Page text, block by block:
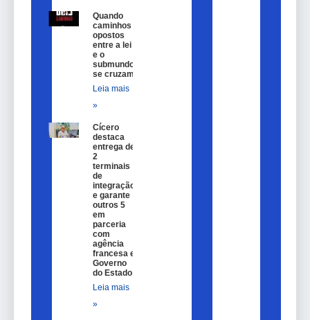
Quando
caminhos
opostos
entre a lei
e o
submundo
se cruzam
Leia mais
»
Cícero
destaca
entrega de
2
terminais
de
integração
e garante
outros 5
em
parceria
com
agência
francesa e
Governo
do Estado
Leia mais
»